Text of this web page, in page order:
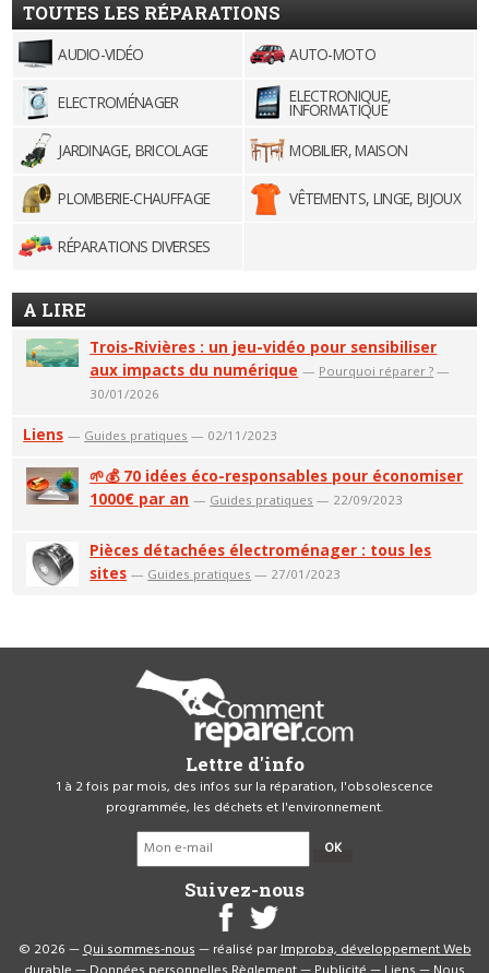
TOUTES LES RÉPARATIONS
AUDIO-VIDÉO AUTO-MOTO
ELECTROMÉNAGER ELECTRONIQUE,
INFORMATIQUE
JARDINAGE, BRICOLAGE
MOBILIER, MAISON
PLOMBERIE-CHAUFFAGE VÊTEMENTS, LINGE, BIJOUX
RÉPARATIONS DIVERSES
A LIRE
Trois-Rivières : un jeu-vidéo pour sensibiliser
aux impacts du numérique — Pourquoi réparer ? —
30/01/2026
Liens — Guides pratiques — 02/11/2023
🌱💰 70 idées éco-responsables pour économiser
1000€ par an — Guides pratiques — 22/09/2023
Pièces détachées électroménager : tous les
sites — Guides pratiques — 27/01/2023
Lettre d'info
1 à 2 fois par mois, des infos sur la réparation, l'obsolescence
programmée, les déchets et l'environnement.
OK
Suivez-nous
© 2026 —Qui sommes-nous— réalisé parImproba, développement Web